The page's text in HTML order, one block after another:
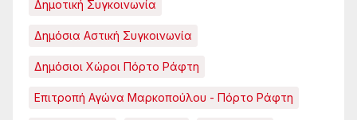
Δημοτική Συγκοινωνία
Δημόσια Αστική Συγκοινωνία
Δημόσιοι Χώροι Πόρτο Ράφτη
Επιτροπή Αγώνα Μαρκοπούλου - Πόρτο Ράφτη